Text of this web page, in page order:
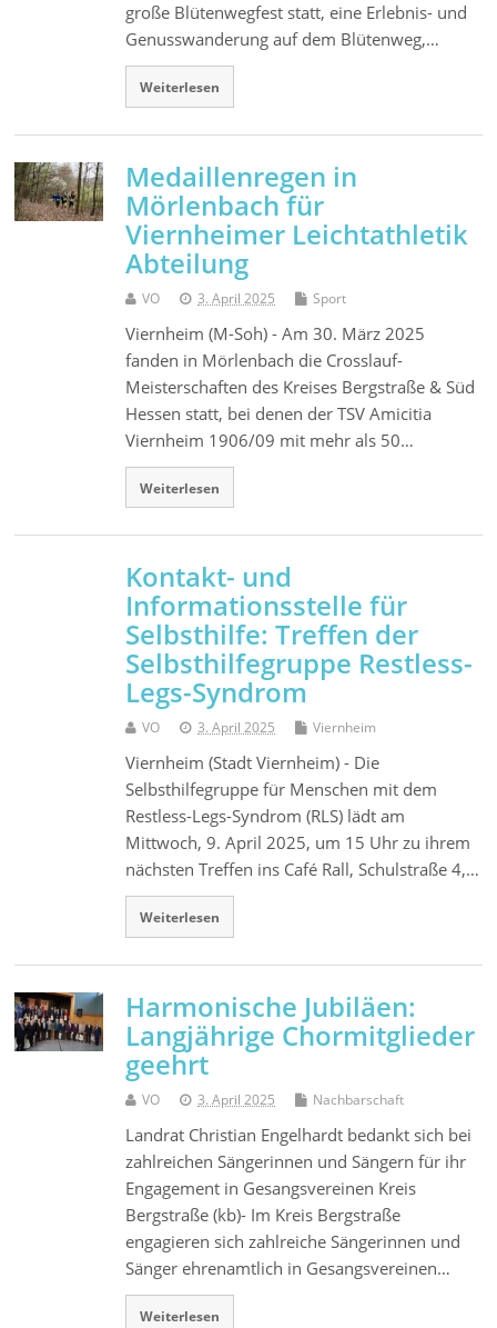
große Blütenwegfest statt, eine Erlebnis- und
Genusswanderung auf dem Blütenweg,…
Weiterlesen
Medaillenregen in
Mörlenbach für
Viernheimer Leichtathletik
Abteilung
VO 3. April 2025 Sport
Viernheim (M-Soh) - Am 30. März 2025
fanden in Mörlenbach die Crosslauf-
Meisterschaften des Kreises Bergstraße & Süd
Hessen statt, bei denen der TSV Amicitia
Viernheim 1906/09 mit mehr als 50…
Weiterlesen
Kontakt- und
Informationsstelle für
Selbsthilfe: Treffen der
Selbsthilfegruppe Restless-
Legs-Syndrom
VO 3. April 2025 Viernheim
Viernheim (Stadt Viernheim) - Die
Selbsthilfegruppe für Menschen mit dem
Restless-Legs-Syndrom (RLS) lädt am
Mittwoch, 9. April 2025, um 15 Uhr zu ihrem
nächsten Treffen ins Café Rall, Schulstraße 4,…
Weiterlesen
Harmonische Jubiläen:
Langjährige Chormitglieder
geehrt
VO 3. April 2025 Nachbarschaft
Landrat Christian Engelhardt bedankt sich bei
zahlreichen Sängerinnen und Sängern für ihr
Engagement in Gesangsvereinen Kreis
Bergstraße (kb)- Im Kreis Bergstraße
engagieren sich zahlreiche Sängerinnen und
Sänger ehrenamtlich in Gesangsvereinen…
Weiterlesen